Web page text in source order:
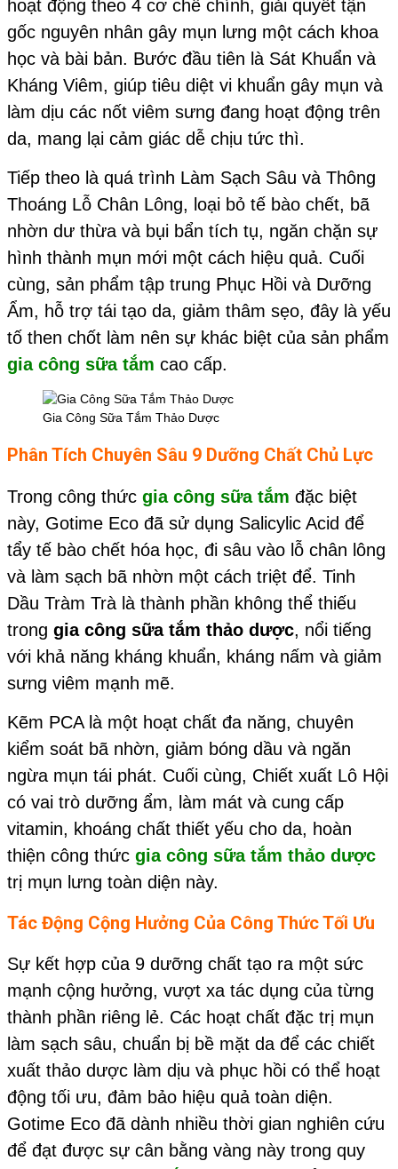
hoạt động theo 4 cơ chế chính, giải quyết tận
gốc nguyên nhân gây mụn lưng một cách khoa
học và bài bản. Bước đầu tiên là Sát Khuẩn và
Kháng Viêm, giúp tiêu diệt vi khuẩn gây mụn và
làm dịu các nốt viêm sưng đang hoạt động trên
da, mang lại cảm giác dễ chịu tức thì.
Tiếp theo là quá trình Làm Sạch Sâu và Thông
Thoáng Lỗ Chân Lông, loại bỏ tế bào chết, bã
nhờn dư thừa và bụi bẩn tích tụ, ngăn chặn sự
hình thành mụn mới một cách hiệu quả. Cuối
cùng, sản phẩm tập trung Phục Hồi và Dưỡng
Ẩm, hỗ trợ tái tạo da, giảm thâm sẹo, đây là yếu
tố then chốt làm nên sự khác biệt của sản phẩm
gia công sữa tắm cao cấp.
Gia Công Sữa Tắm Thảo Dược
Phân Tích Chuyên Sâu 9 Dưỡng Chất Chủ Lực
Trong công thức gia công sữa tắm đặc biệt
này, Gotime Eco đã sử dụng Salicylic Acid để
tẩy tế bào chết hóa học, đi sâu vào lỗ chân lông
và làm sạch bã nhờn một cách triệt để. Tinh
Dầu Tràm Trà là thành phần không thể thiếu
trong gia công sữa tắm thảo dược, nổi tiếng
với khả năng kháng khuẩn, kháng nấm và giảm
sưng viêm mạnh mẽ.
Kẽm PCA là một hoạt chất đa năng, chuyên
kiểm soát bã nhờn, giảm bóng dầu và ngăn
ngừa mụn tái phát. Cuối cùng, Chiết xuất Lô Hội
có vai trò dưỡng ẩm, làm mát và cung cấp
vitamin, khoáng chất thiết yếu cho da, hoàn
thiện công thức gia công sữa tắm thảo dược
trị mụn lưng toàn diện này.
Tác Động Cộng Hưởng Của Công Thức Tối Ưu
Sự kết hợp của 9 dưỡng chất tạo ra một sức
mạnh cộng hưởng, vượt xa tác dụng của từng
thành phần riêng lẻ. Các hoạt chất đặc trị mụn
làm sạch sâu, chuẩn bị bề mặt da để các chiết
xuất thảo dược làm dịu và phục hồi có thể hoạt
động tối ưu, đảm bảo hiệu quả toàn diện.
Gotime Eco đã dành nhiều thời gian nghiên cứu
để đạt được sự cân bằng vàng này trong quy